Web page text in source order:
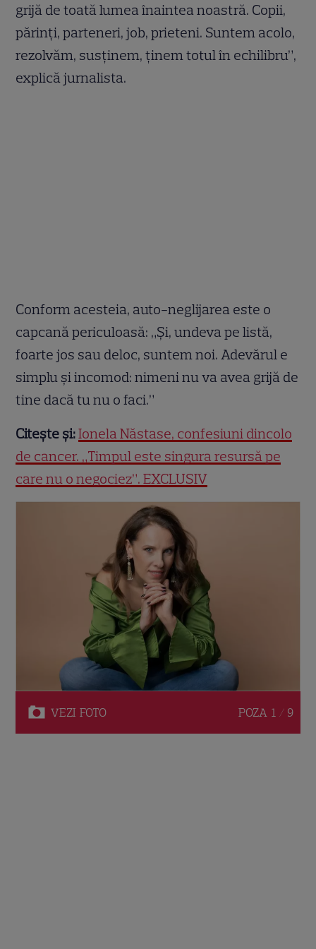
grijă de toată lumea înaintea noastră. Copii,
părinți, parteneri, job, prieteni. Suntem acolo,
rezolvăm, susținem, ținem totul în echilibru”,
explică jurnalista.
Conform acesteia, auto-neglijarea este o
capcană periculoasă: „Și, undeva pe listă,
foarte jos sau deloc, suntem noi. Adevărul e
simplu și incomod: nimeni nu va avea grijă de
tine dacă tu nu o faci.”
Citește și:Ionela Năstase, confesiuni dincolo
de cancer. „Timpul este singura resursă pe
care nu o negociez”. EXCLUSIV
VEZI FOTO POZA 1 / 9